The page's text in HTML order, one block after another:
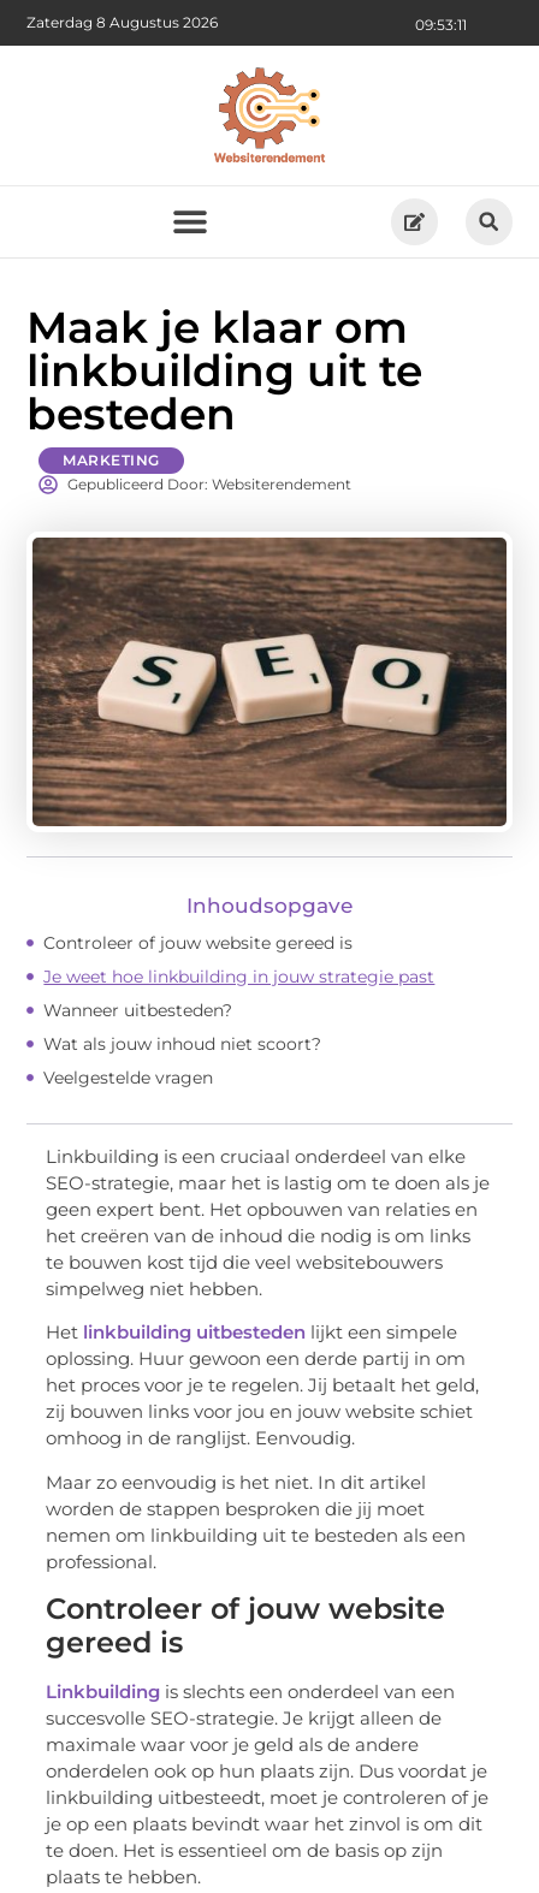
09:53:12
Zaterdag 8 Augustus 2026
Maak je klaar om
linkbuilding uit te
besteden
MARKETING
Gepubliceerd Door: Websiterendement
Inhoudsopgave
Controleer of jouw website gereed is
Je weet hoe linkbuilding in jouw strategie past
Wanneer uitbesteden?
Wat als jouw inhoud niet scoort?
Veelgestelde vragen
Linkbuilding is een cruciaal onderdeel van elke
SEO-strategie, maar het is lastig om te doen als je
geen expert bent. Het opbouwen van relaties en
het creëren van de inhoud die nodig is om links
te bouwen kost tijd die veel websitebouwers
simpelweg niet hebben.
Het linkbuilding uitbesteden lijkt een simpele
oplossing. Huur gewoon een derde partij in om
het proces voor je te regelen. Jij betaalt het geld,
zij bouwen links voor jou en jouw website schiet
omhoog in de ranglijst. Eenvoudig.
Maar zo eenvoudig is het niet. In dit artikel
worden de stappen besproken die jij moet
nemen om linkbuilding uit te besteden als een
professional.
Controleer of jouw website
gereed is
Linkbuilding is slechts een onderdeel van een
succesvolle SEO-strategie. Je krijgt alleen de
maximale waar voor je geld als de andere
onderdelen ook op hun plaats zijn. Dus voordat je
linkbuilding uitbesteedt, moet je controleren of je
je op een plaats bevindt waar het zinvol is om dit
te doen. Het is essentieel om de basis op zijn
plaats te hebben.